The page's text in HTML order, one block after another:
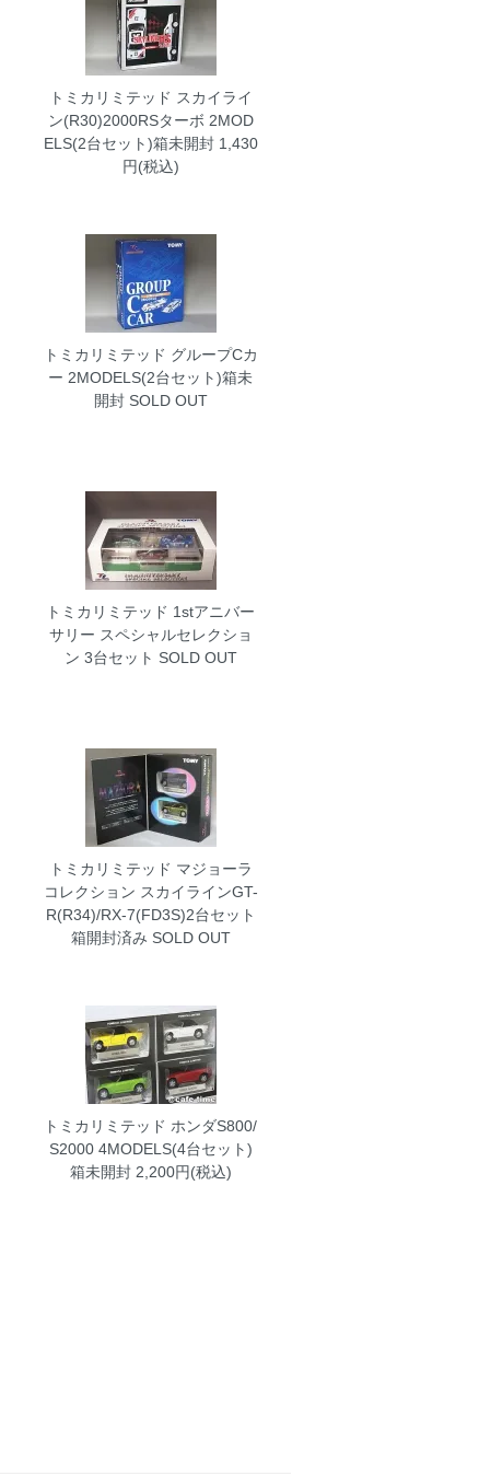
トミカリミテッド スカイライ
ン(R30)2000RSターボ 2MOD
ELS(2台セット)箱未開封1,430
円(税込)
トミカリミテッド グループCカ
ー 2MODELS(2台セット)箱未
開封SOLD OUT
トミカリミテッド 1stアニバー
サリー スペシャルセレクショ
ン 3台セット SOLD OUT
トミカリミテッド マジョーラ
コレクション スカイラインGT-
R(R34)/RX-7(FD3S)2台セット
箱開封済み SOLD OUT
トミカリミテッド ホンダS800/
S2000 4MODELS(4台セット)
箱未開封2,200円(税込)